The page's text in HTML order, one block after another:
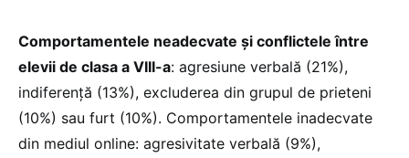
Comportamentele neadecvate și conflictele între
elevii de clasa a VIII-a: agresiune verbală (21%),
indiferență (13%), excluderea din grupul de prieteni
(10%) sau furt (10%). Comportamentele inadecvate
din mediul online: agresivitate verbală (9%),